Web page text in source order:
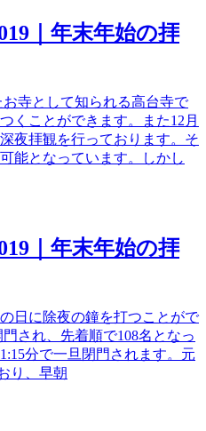
｜年末年始の拝
寺として知られる高台寺で
くことができます。また12月
夜拝観を行っております。そ
能となっています。しかし
｜年末年始の拝
日に除夜の鐘を打つことがで
され、先着順で108名となっ
分で一旦閉門されます。元
り、早朝